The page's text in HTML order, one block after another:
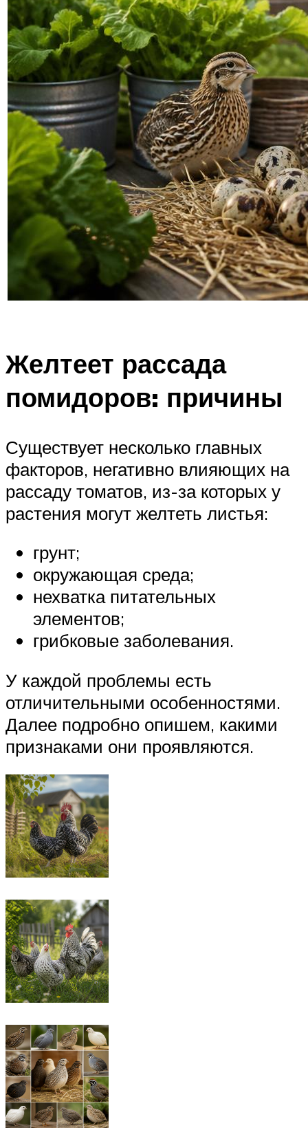
Желтеет рассада
помидоров: причины
Существует несколько главных
факторов, негативно влияющих на
рассаду томатов, из-за которых у
растения могут желтеть листья:
грунт;
окружающая среда;
нехватка питательных
элементов;
грибковые заболевания.
У каждой проблемы есть
отличительными особенностями.
Далее подробно опишем, какими
признаками они проявляются.